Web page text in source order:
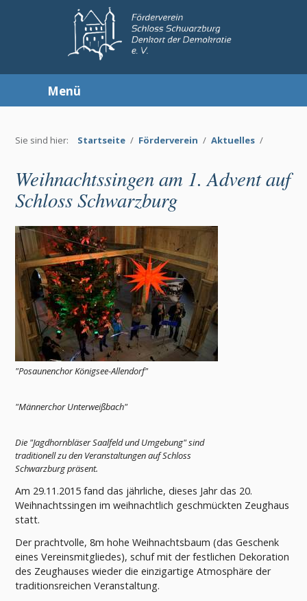
Menü
Sie sind hier: Startseite / Förderverein / Aktuelles /
Weihnachtssingen am 1. Advent auf
Schloss Schwarzburg
"Posaunenchor Königsee-Allendorf"
"Männerchor Unterweißbach"
Die "Jagdhornbläser Saalfeld und Umgebung" sind
traditionell zu den Veranstaltungen auf Schloss
Schwarzburg präsent.
Am 29.11.2015 fand das jährliche, dieses Jahr das 20.
Weihnachtssingen im weihnachtlich geschmückten Zeughaus
statt.
Der prachtvolle, 8m hohe Weihnachtsbaum (das Geschenk
eines Vereinsmitgliedes), schuf mit der festlichen Dekoration
des Zeughauses wieder die einzigartige Atmosphäre der
traditionsreichen Veranstaltung.